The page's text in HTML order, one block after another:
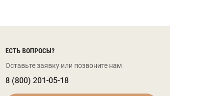
ЕСТЬ ВОПРОСЫ?
Оставьте заявку или позвоните нам
8 (800) 201-05-18